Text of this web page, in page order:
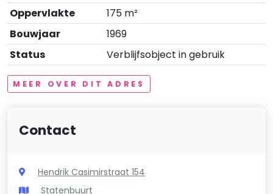
Oppervlakte
175 m²
Bouwjaar
1969
Status
Verblijfsobject in gebruik
MEER OVER DIT ADRES
Contact
Hendrik Casimirstraat 154
Statenbuurt